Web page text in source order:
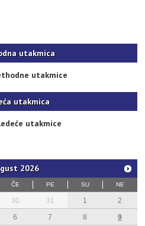
utakmica
utakmice
utakmica
utakmice
2026
ČE PE SU NE
30 31 1
2
6 7 8
9